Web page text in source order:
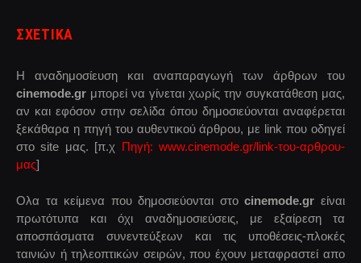
ΣΧΕΤΙΚΑ
Η αναδημοσίευση και αναπαραγωγή των άρθρων του
cinemode.gr μπορεί να γίνεται χωρίς την συγκατάθεση μας,
αν και εφόσον στην σελίδα όπου δημοσιεύονται αναφέρεται
ξεκάθαρα η πηγή του αυθεντικού άρθρου, με link που οδηγεί
στο site μας. [π.χ Πηγή: www.cinemode.gr/link-του-αρθρου-
μας]
Ολα τα κείμενα που δημοσιεύονται στοcinemode.gr είναι
πρωτότυπα και όχι αναδημοσιεύσεις, με εξαίρεση τα
αποσπάσματα συνεντεύξεων και τις υποθέσεις-πλοκές
ταινιών ή τηλεοπτικών σειρών, που έχουν μεταφραστεί απο